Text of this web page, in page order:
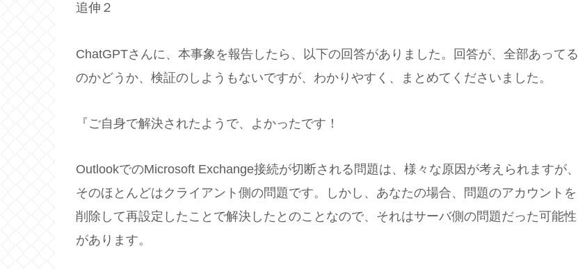
追伸２
ChatGPTさんに、本事象を報告したら、以下の回答がありました。回答が、全部あってる
のかどうか、検証のしようもないですが、わかりやすく、まとめてくださいました。
『ご自身で解決されたようで、よかったです！
OutlookでのMicrosoft Exchange接続が切断される問題は、様々な原因が考えられますが、
そのほとんどはクライアント側の問題です。しかし、あなたの場合、問題のアカウントを
削除して再設定したことで解決したとのことなので、それはサーバ側の問題だった可能性
があります。